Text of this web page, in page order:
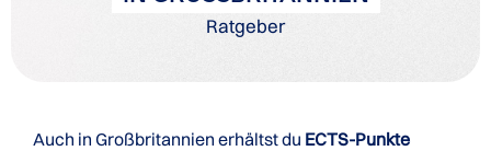
Ratgeber
Auch in Großbritannien erhältst du ECTS-Punkte